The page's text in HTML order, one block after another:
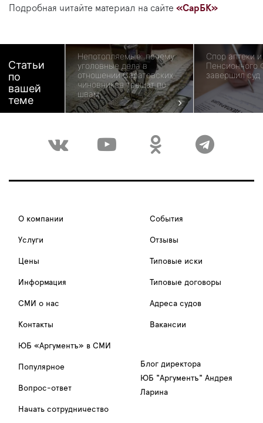
Подробная читайте материал на сайте «СарБК»
Статьи
по
вашей
теме
Непотопляемые: почему
уголовные дела в
отношении Саратовских
чиновников трещат по
швам
Спор аптеки и
Пенсионного
завершил суд
О компании
Услуги
Цены
Информация
СМИ о нас
Контакты
События
Отзывы
Типовые иски
Типовые договоры
Адреса судов
Вакансии
ЮБ «Аргументъ» в СМИ
Популярное
Вопрос-ответ
Начать сотрудничество
Блог директора
ЮБ "Аргументъ" Андрея
Ларина